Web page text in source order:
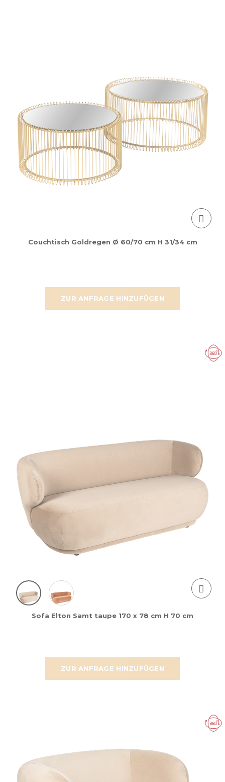
ZUR ANFRAGE HINZUFÜGEN
Couchtisch Goldregen Ø 60/70 cm H 31/34 cm
ZUR ANFRAGE HINZUFÜGEN
Sofa Elton Samt taupe 170 x 78 cm H 70 cm